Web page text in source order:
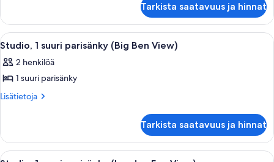
sänkyä
kuvat
yhden
hengen
sänkyä
Tarkista saatavuus ja hinnat
Avaa
kaikki
huonetyypin
Studio,
1
(Big
Ben
Moderni hotellihuone, jossa on suuri
7
Studio, 1 suuri parisänky (Big Ben View)
2 henkilöä
1 suuri parisänky
Lisätietoja
Lisätietoja
suuri
parisänky
Tarkista saatavuus ja hinnat
Avaa
Hotellihuone, josta on näkymä